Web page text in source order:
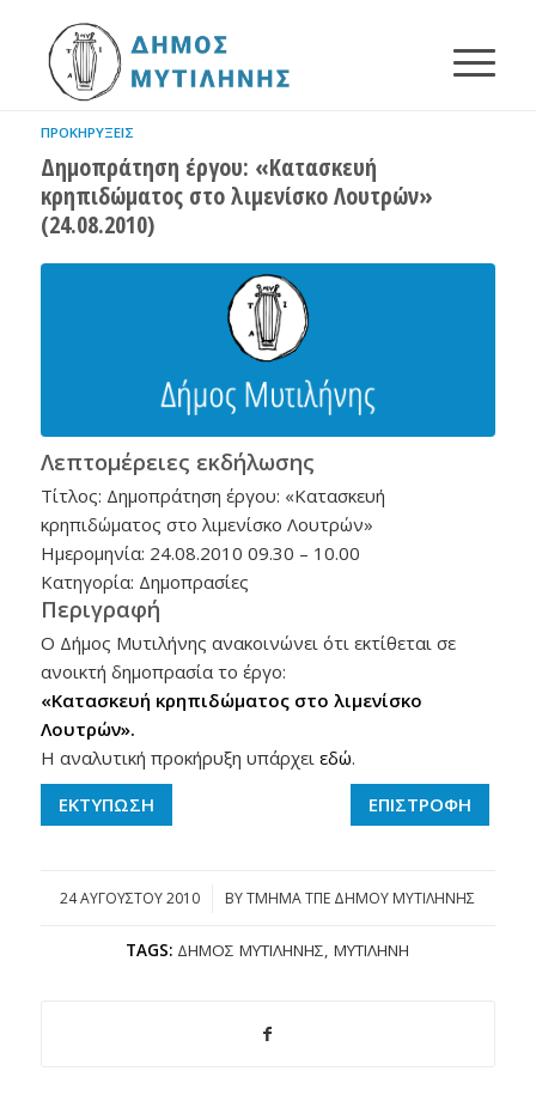
ΠΡΟΚΗΡΎΞΕΙΣ
Δημοπράτηση έργου: «Κατασκευή
κρηπιδώματος στο λιμενίσκο Λουτρών»
(24.08.2010)
Λεπτομέρειες εκδήλωσης
Τίτλος: Δημοπράτηση έργου: «Κατασκευή
κρηπιδώματος στο λιμενίσκο Λουτρών»
Ημερομηνία: 24.08.2010 09.30 – 10.00
Κατηγορία: Δημοπρασίες
Περιγραφή
Ο Δήμος Μυτιλήνης ανακοινώνει ότι εκτίθεται σε
ανοικτή δημοπρασία το έργο:
«Κατασκευή κρηπιδώματος στο λιμενίσκο
Λουτρών».
Η αναλυτική προκήρυξη υπάρχει εδώ.
ΕΚΤΥΠΩΣΗ
ΕΠΙΣΤΡΟΦΗ
24 ΑΥΓΟΎΣΤΟΥ 2010
/ BYΤΜΗΜΑ ΤΠΕ ΔΗΜΟΥ ΜΥΤΙΛΗΝΗΣ
TAGS: ΔΉΜΟΣ ΜΥΤΙΛΉΝΗΣ,ΜΥΤΙΛΉΝΗ